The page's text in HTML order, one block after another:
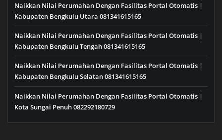
Naikkan Nilai Perumahan Dengan Fasilitas Portal Otomatis |
Kabupaten Bengkulu Utara 081341615165
Naikkan Nilai Perumahan Dengan Fasilitas Portal Otomatis |
Kabupaten Bengkulu Tengah 081341615165
Naikkan Nilai Perumahan Dengan Fasilitas Portal Otomatis |
Kabupaten Bengkulu Selatan 081341615165
Naikkan Nilai Perumahan Dengan Fasilitas Portal Otomatis |
Kota Sungai Penuh 082292180729